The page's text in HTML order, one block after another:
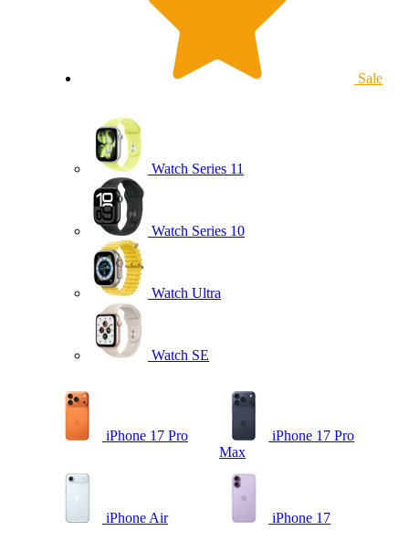
Sale
Watch Series 11
Watch Series 10
Watch Ultra
Watch SE
iPhone 17 Pro
iPhone 17 Pro
Max
iPhone Air iPhone 17